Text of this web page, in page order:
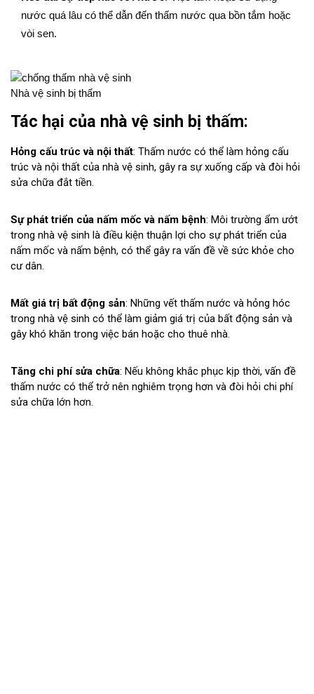
nước quá lâu có thể dẫn đến thấm nước qua bồn tắm hoặc
vòi sen.
Nhà vệ sinh bị thấm
Tác hại của nhà vệ sinh bị thấm:
Hỏng cấu trúc và nội thất: Thấm nước có thể làm hỏng cấu
trúc và nội thất của nhà vệ sinh, gây ra sự xuống cấp và đòi hỏi
sửa chữa đắt tiền.
Sự phát triển của nấm mốc và nấm bệnh: Môi trường ẩm ướt
trong nhà vệ sinh là điều kiện thuận lợi cho sự phát triển của
nấm mốc và nấm bệnh, có thể gây ra vấn đề về sức khỏe cho
cư dân.
Mất giá trị bất động sản: Những vết thấm nước và hỏng hóc
trong nhà vệ sinh có thể làm giảm giá trị của bất động sản và
gây khó khăn trong việc bán hoặc cho thuê nhà.
Tăng chi phí sửa chữa: Nếu không khắc phục kịp thời, vấn đề
thấm nước có thể trở nên nghiêm trọng hơn và đòi hỏi chi phí
sửa chữa lớn hơn.